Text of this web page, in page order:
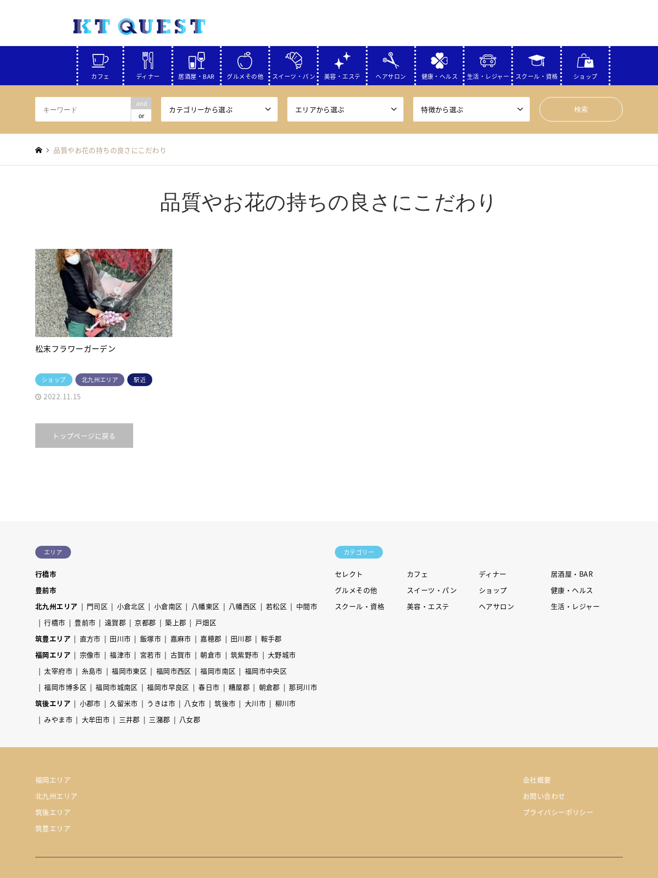
カフェ ディナー 居酒屋・BAR グルメその他 スイーツ・パン 美容・エステ ヘアサロン 健康・ヘルス 生活・レジャー スクール・資格 ショップ
and
or
カテゴリーから選ぶ エリアから選ぶ 特徴から選ぶ
品質やお花の持ちの良さにこだわり
品質やお花の持ちの良さにこだわり
松末フラワーガーデン
ショップ 北九州エリア 駅近
2022.11.15
トップページに戻る
エリア
行橋市
豊前市
北九州エリア
門司区 小倉北区 小倉南区 八幡東区 八幡西区 若松区
中間市
行橋市
豊前市 遠賀郡 京都郡 築上郡
戸畑区
筑豊エリア
直方市 田川市 飯塚市 嘉麻市 嘉穂郡 田川郡
鞍手郡
福岡エリア
宗像市 福津市 宮若市 古賀市 朝倉市 筑紫野市
大野城市
太宰府市
糸島市 福岡市東区 福岡市西区 福岡市南区
福岡市中央区
福岡市博多区
福岡市城南区 福岡市早良区 春日市 糟屋郡 朝倉郡
那珂川市
筑後エリア
小郡市 久留米市 うきは市 八女市 筑後市 大川市
柳川市
みやま市
大牟田市 三井郡 三潴郡 八女郡
カテゴリー
セレクト カフェ ディナー
居酒屋・BAR
グルメその他
スイーツ・パン ショップ
健康・ヘルス
スクール・資格
美容・エステ ヘアサロン 生活・レジャー
福岡エリア
北九州エリア
筑後エリア
筑豊エリア
会社概要
お問い合わせ
プライバシーポリシー